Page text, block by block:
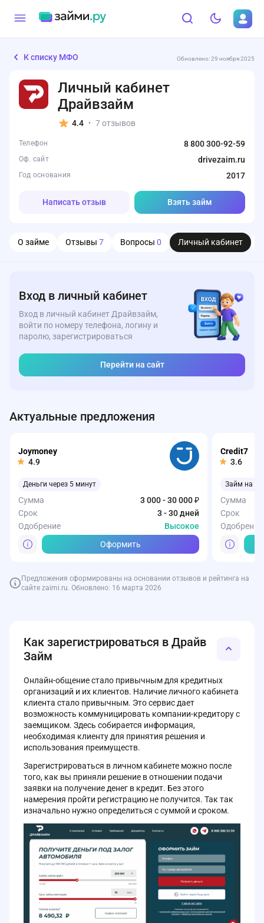
К списку МФО Обновлено: 29 ноября 2025
Личный кабинет
Драйвзайм
4.4 • 7 отзывов
Телефон 8 800 300-92-59
Оф. сайт drivezaim.ru
Год основания 2017
Написать отзыв Взять займ
О займе Отзывы 7 Вопросы 0 Личный кабинет
Вход в личный кабинет
Вход в личный кабинет Драйвзайм,
войти по номеру телефона, логину и
паролю, зарегистрироваться
Перейти на сайт
Актуальные предложения
Joymoney
4.9
Деньги через 5 минут
Сумма
3 000 - 30 000 ₽
Срок
3 - 30 дней
Одобрение
Высокое
Оформить
Credit7
3.6
Займ на
Сумма
Срок
Одобрение
Предложения сформированы на основании отзывов и рейтинга на
сайте zaimi.ru. Обновлено: 16 марта 2026
Как зарегистрироваться в Драйв
Займ
Онлайн-общение стало привычным для кредитных
организаций и их клиентов. Наличие личного кабинета
клиента стало привычным. Это сервис дает
возможность коммуницировать компании-кредитору с
заемщиком. Здесь собирается информация,
необходимая клиенту для принятия решения и
использования преимуществ.
Зарегистрироваться в личном кабинете можно после
того, как вы приняли решение в отношении подачи
заявки на получение денег в кредит. Без этого
намерения пройти регистрацию не получится. Так так
изначально нужно определиться с суммой и сроком.